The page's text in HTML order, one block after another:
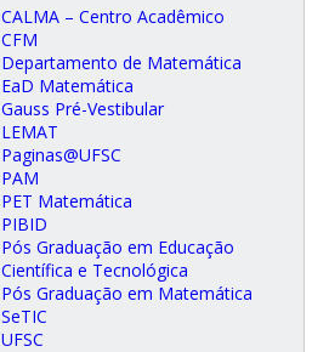
CALMA – Centro Acadêmico
CFM
Departamento de Matemática
EaD Matemática
Gauss Pré-Vestibular
LEMAT
Paginas@UFSC
PAM
PET Matemática
PIBID
Pós Graduação em Educação
Científica e Tecnológica
Pós Graduação em Matemática
SeTIC
UFSC